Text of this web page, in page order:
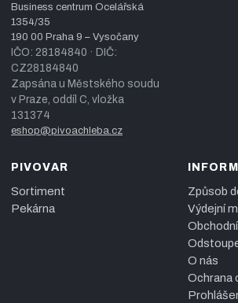
Business centrum Ocelářská
1354/35
190 00 Praha 9 – Vysočany
IČO: 28184840 · DIČ:
CZ28184840
Zapsána u Městského soudu
v Praze, oddíl C, vložka
131374
eshop@pivoachleba.cz
PIVOVAR
Sortiment
Pekárna
Způsob
Výdejní
O nás
Ochrana